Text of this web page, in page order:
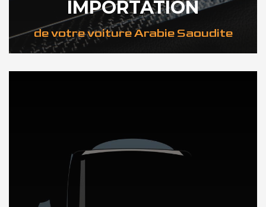
IMPORTATION
de votre voiture Arabie Saoudite
DÉCOUVREZ NOTRE IMPORTATION AUTO en Arabie Saoudite